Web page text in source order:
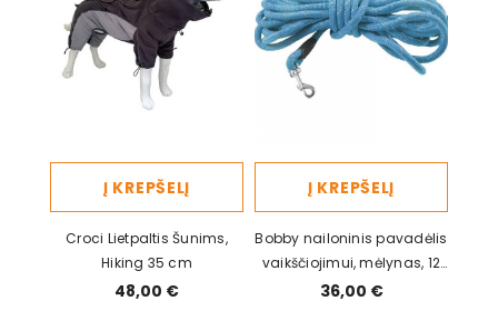
Į KREPŠELĮ
Croci Lietpaltis Šunims,
Hiking 35 cm
48,00 €
Į KREPŠELĮ
Bobby nailoninis pavadėlis
vaikščiojimui, mėlynas, 12
mm x 1000 cm
36,00 €